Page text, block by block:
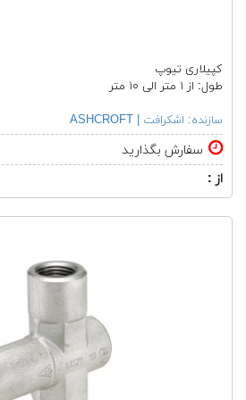
کپیلاری تیوپ
طول: از ١ متر الی ١٠ متر
سازنده: اشکرافت | ASHCROFT
سفارش بگذارید
از :